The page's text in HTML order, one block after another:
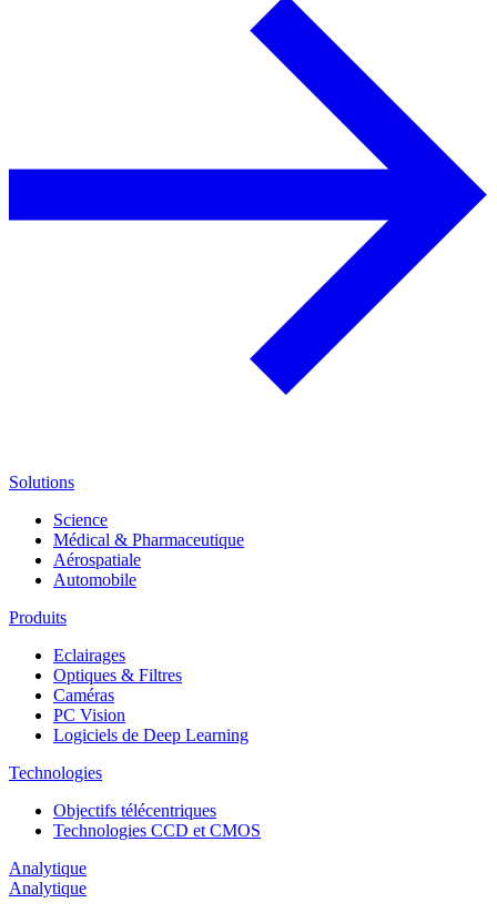
Solutions
Science
Médical & Pharmaceutique
Aérospatiale
Automobile
Produits
Eclairages
Optiques & Filtres
Caméras
PC Vision
Logiciels de Deep Learning
Technologies
Objectifs télécentriques
Technologies CCD et CMOS
Analytique
Analytique